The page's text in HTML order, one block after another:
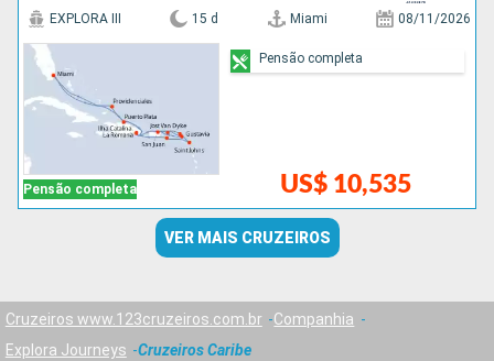
Pensão completa
EXPLORA III 15 d Miami 08/11/2026
US$ 10,535
Pensão completa
VER MAIS CRUZEIROS
Cruzeiros www.123cruzeiros.com.br
Companhia
Explora Journeys
Cruzeiros Caribe